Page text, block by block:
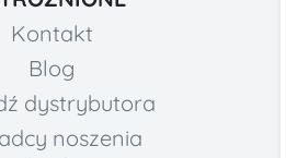
Kontakt
Blog
dystrybutora
noszenia